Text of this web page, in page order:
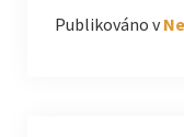
Publikováno v